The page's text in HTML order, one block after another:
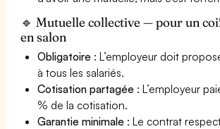
🔹 Mutuelle collective — pour un
en salon
Obligatoire : L’employeur doit
à tous les salariés.
Cotisation partagée : L’employeur
% de la cotisation.
Garantie minimale : Le contrat